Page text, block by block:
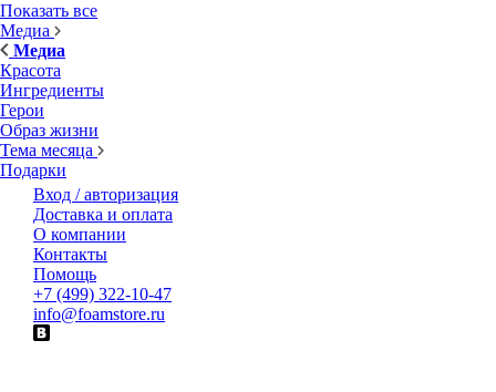
Показать все
Медиа
Медиа
Красота
Ингредиенты
Герои
Образ жизни
Тема месяца
Подарки
Вход / авторизация
Доставка и оплата
О компании
Контакты
Помощь
+7 (499) 322-10-47
info@foamstore.ru